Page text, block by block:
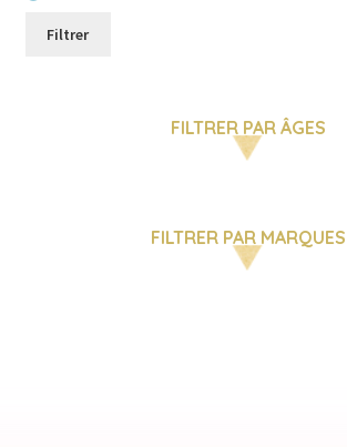
Filtrer
FILTRER PAR ÂGES
FILTRER PAR MARQUES